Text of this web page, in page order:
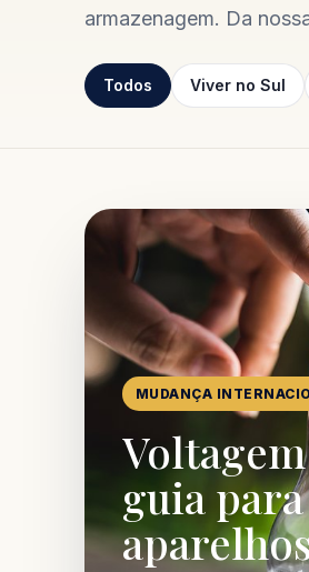
armazenagem. Da
Todos Viver no Sul
MUDANÇA
guia